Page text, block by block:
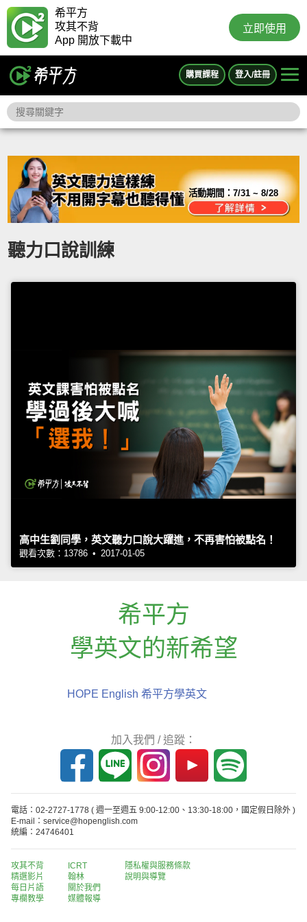
希平方
攻其不背
App 開放下載中
立即使用
購買課程 登入/註冊
活動期間：7/31 ~ 8/28
聽力口說訓練
高中生劉同學，英文聽力口說大躍進，不再害怕被點名！
觀看次數：13786 • 2017-01-05
希平方
學英文的新希望
HOPE English 希平方學英文
加入我們 / 追蹤：
電話：02-2727-1778 ( 週一至週五 9:00-12:00、13:30-18:00，國定假日除外 )
E-mail：service@hopenglish.com
統編：24746401
攻其不背
精選影片
每日片語
專欄教學
ICRT
翰林
關於我們
媒體報導
隱私權與服務條款
說明與導覽